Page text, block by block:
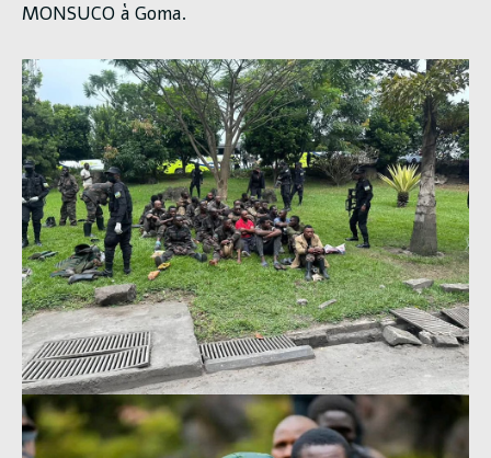
MONSUCO à Goma.